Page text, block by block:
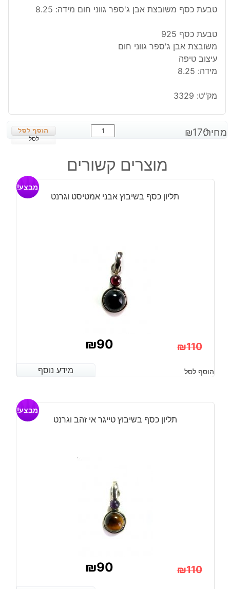
טבעת כסף משובצת אבן ג'ספר גווני חום מידה: 8.25
טבעת כסף 925
משובצת אבן ג'ספר גווני חום
עיצוב טיפה
מידה: 8.25
מק"ט: 3329
מחיר: ₪170
כמות
של
כסף
משובצת
ג'ספר
לסל
מוצרים קשורים
תליון כסף בשיבוץ אבני אמטיסט וגרנט
מבצע!
₪110
המקורי
היה:
₪110.
₪90
הנוכחי
הוא:
מידע נוסף הוסף לסל מידע נוסף
תליון כסף בשיבוץ טייגר אי זהב וגרנט
מבצע!
₪110
₪90